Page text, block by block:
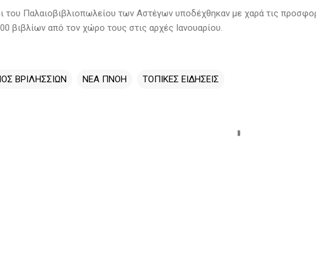
του Παλαιοβιβλιοπωλείου των Αστέγων υποδέχθηκαν με χαρά τις
βιβλίων από τον χώρο τους στις αρχές Ιανουαρίου.
ΒΡΙΛΗΣΣΙΩΝ ΝΕΑ ΠΝΟΗ ΤΟΠΙΚΕΣ ΕΙΔΗΣΕΙΣ